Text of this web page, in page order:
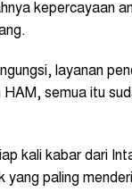
kepercayaan
layanan
semua itu
kali kabar dari
yang paling